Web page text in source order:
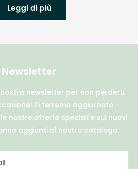
Leggi di più
Newsletter
newsletter per non perderti
Ti terremo aggiornato
nostre offerte speciali e sui nuovi
aggiunti al nostro catalogo.